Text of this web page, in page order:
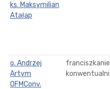
ks. Maksymilian
Atałap
o. Andrzej
Artym
OFMConv.
franciszkanie
konwentualni